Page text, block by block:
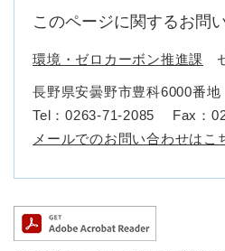
このページに関するお問
環境・ゼロカーボン推進課
長野県安曇野市豊科6000番
Tel：0263-71-2085
Fax：
メールでのお問い合わせはこ